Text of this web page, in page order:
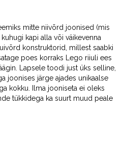
mitte niivõrd joonised (mis
kapi alla või väikevenna
konstruktorid, millest saabki
poes korraks Lego riiuli ees
Lapsele toodi just üks selline,
joonises järge ajades unikaalse
kokku. Ilma jooniseta ei oleks
tükkidega ka suurt muud peale